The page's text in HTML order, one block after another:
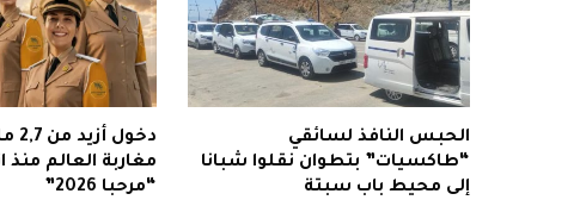
الحبس النافذ لسائقي
“طاكسيات” بتطوان نقلوا شبانا
إلى محيط باب سبتة
مغاربة العالم منذ
“مرحبا 2026”